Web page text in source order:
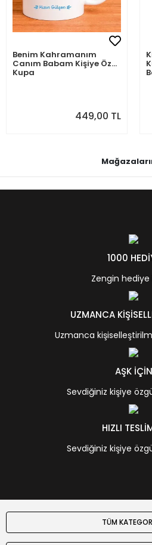
Benim Kahramanım
Canım Babam Kişiye Özel
Kupa
449,00 TL
1000
Zengin hediye
UZMANCA
Uzmanca
AŞK İÇİN
Sevdiğiniz kişiye
HIZLI
Sevdiğiniz kişiye
TÜM